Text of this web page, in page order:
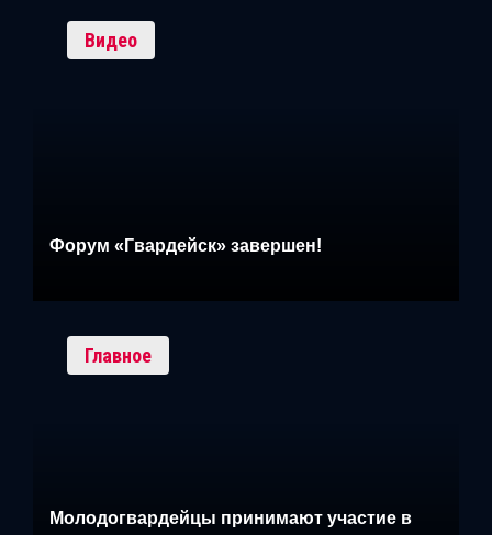
Видео
Форум «Гвардейск» завершен!
Главное
Молодогвардейцы принимают участие в